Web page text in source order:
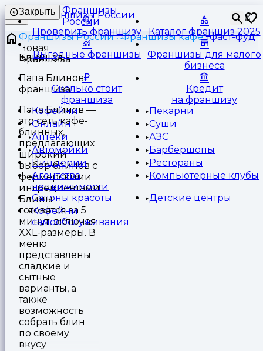
Франшизы
России
⏳
Закрыть
Проверить франшизу Каталог франшиз 2025
Выгодные франшизы
Франшизы для малого
бизнеса
Сколько стоит
франшиза
Кредит
на франшизу
Кофейни
Пекарни
Онлайн
Суши
Аптеки
АЗС
Автомойки
Барбершопы
Пиццерии
Рестораны
Агентства
недвижимости
Компьютерные клубы
Салоны красоты
Детские центры
Кофейни
самообслуживания
Франшизы России Франшизы кафе фаст-фуд
Блинная
Папа Блинов
франшиза
Папа Блинов —
это сеть кафе-
блинных,
предлагающих
широкий
выбор блинов с
фермерскими
ингредиентами.
Блины
готовятся за 5
минут, включая
XXL-размеры. В
меню
представлены
сладкие и
сытные
варианты, а
также
возможность
собрать блин
по своему
вкусу